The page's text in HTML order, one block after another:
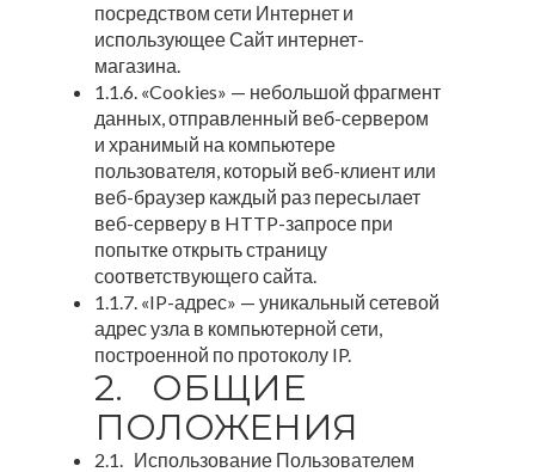
посредством сети Интернет и
использующее Сайт интернет-
магазина.
1.1.6. «Cookies» — небольшой фрагмент
данных, отправленный веб-сервером
и хранимый на компьютере
пользователя, который веб-клиент или
веб-браузер каждый раз пересылает
веб-серверу в HTTP-запросе при
попытке открыть страницу
соответствующего сайта.
1.1.7. «IP-адрес» — уникальный сетевой
адрес узла в компьютерной сети,
построенной по протоколу IP.
2. ОБЩИЕ
ПОЛОЖЕНИЯ
2.1. Использование Пользователем